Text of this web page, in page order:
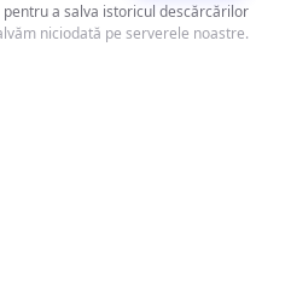
pentru a salva istoricul descărcărilor
niciodată pe serverele noastre.